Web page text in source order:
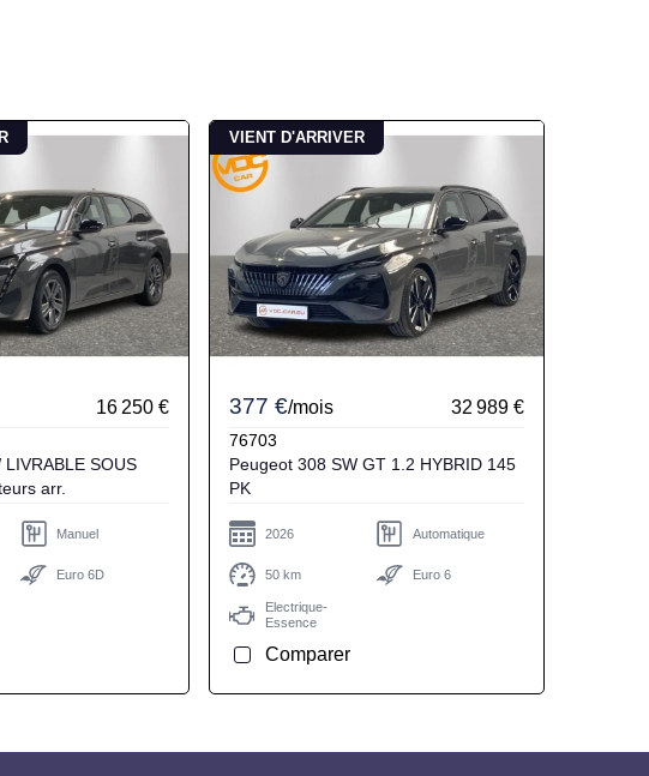
16 250 €
arr.
Manuel
Euro 6D
VIENT D'ARRIVER
377 €/mois 32 989 €
76703
Peugeot 308 SW GT 1.2 HYBRID 145
PK
2026 Automatique
50 km Euro 6
Electrique-
Essence
Comparer